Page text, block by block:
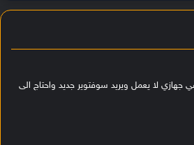
لا يعمل ويريد سوفتوير جديد واحتاج الى